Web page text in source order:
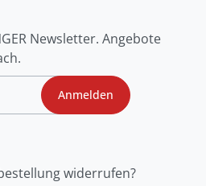
Newsletter. Angebote
Anmelden
widerrufen?